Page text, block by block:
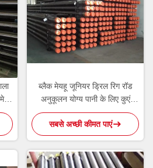
ब्लैक मेयहू जूनियर ड्रिल रिग रॉड
अनुकूलन योग्य पानी के लिए कुएं
ड्रिलिंग के लिए
सबसे अच्छी कीमत पाएं